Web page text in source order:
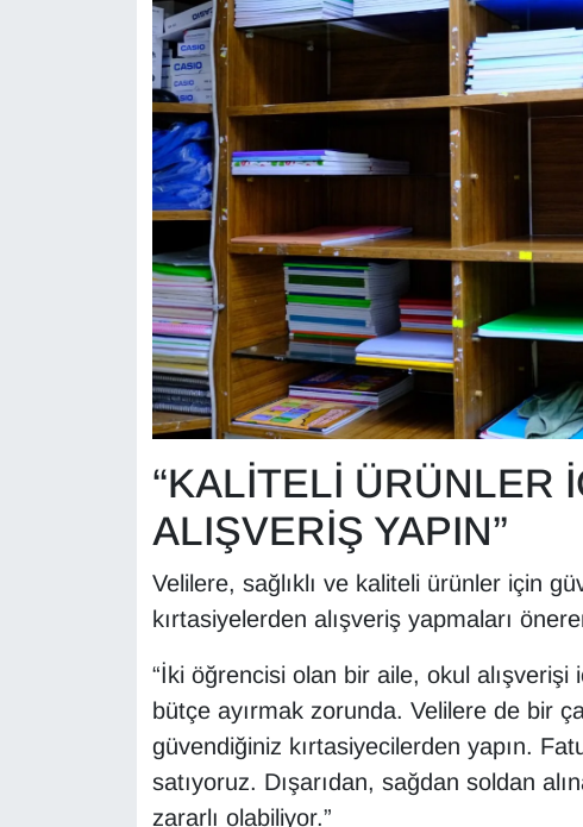
“KALİTELİ ÜRÜNLER
ALIŞVERİŞ YAPIN”
Velilere, sağlıklı ve kaliteli ürünler için
kırtasiyelerden alışveriş yapmaları
“İki öğrencisi olan bir aile, okul
bütçe ayırmak zorunda. Velilere de bir
güvendiğiniz kırtasiyecilerden yapın.
satıyoruz. Dışarıdan, sağdan soldan
zararlı olabiliyor.”